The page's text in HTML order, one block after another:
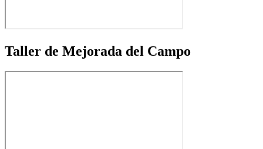
Taller de Mejorada del Campo